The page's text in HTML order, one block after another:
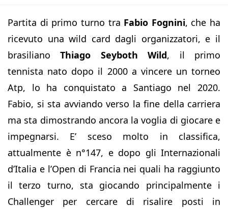
Partita di primo turno tra Fabio Fognini, che ha
ricevuto una wild card dagli organizzatori, e il
brasilianoThiago Seyboth Wild, il primo
tennista nato dopo il 2000 a vincere un torneo
Atp, lo ha conquistato a Santiago nel 2020.
Fabio, si sta avviando verso la fine della carriera
ma sta dimostrando ancora la voglia di giocare e
impegnarsi. E’ sceso molto in classifica,
attualmente è n°147, e dopo gli Internazionali
d’Italia e l’Open di Francia nei quali ha raggiunto
il terzo turno, sta giocando principalmente i
Challenger per cercare di risalire posti in